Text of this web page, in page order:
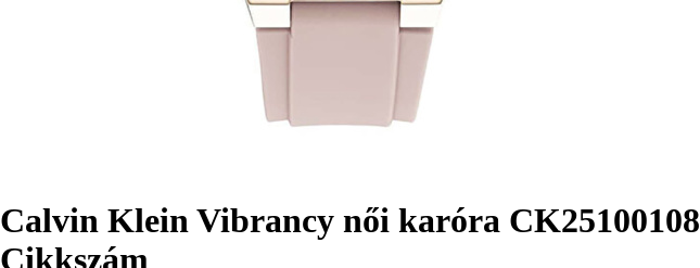
Calvin Klein Vibrancy női karóra CK25100108
Cikkszám